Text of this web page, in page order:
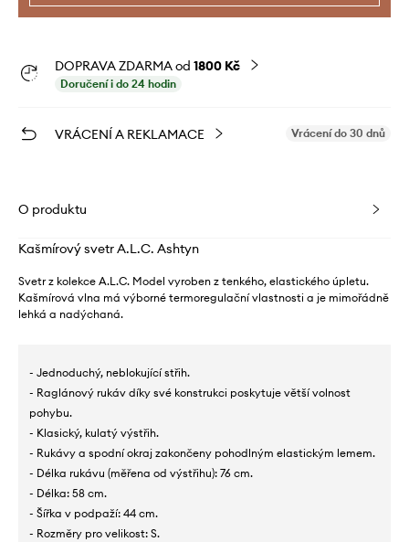
DOPRAVA ZDARMA od 1800 Kč
Doručení i do 24 hodin
VRÁCENÍ A REKLAMACE Vrácení do 30 dnů
O produktu
Kašmírový svetr A.L.C. Ashtyn
Svetr z kolekce A.L.C. Model vyroben z tenkého, elastického úpletu.
Kašmírová vlna má výborné termoregulační vlastnosti a je mimořádně
lehká a nadýchaná.
- Jednoduchý, neblokující střih.
- Raglánový rukáv díky své konstrukci poskytuje větší volnost
pohybu.
- Klasický, kulatý výstřih.
- Rukávy a spodní okraj zakončeny pohodlným elastickým lemem.
- Délka rukávu (měřena od výstřihu): 76 cm.
- Délka: 58 cm.
- Šířka v podpaží: 44 cm.
- Rozměry pro velikost: S.